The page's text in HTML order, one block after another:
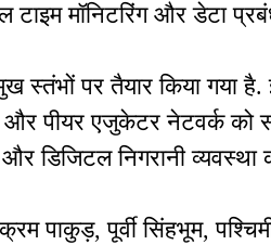
मॉनिटरिंग और डेटा
स्तंभों पर तैयार किया गया
और पीयर एजुकेटर नेटवर्क को
डिजिटल निगरानी व्यवस्था
पाकुड़, पूर्वी सिंहभूम,